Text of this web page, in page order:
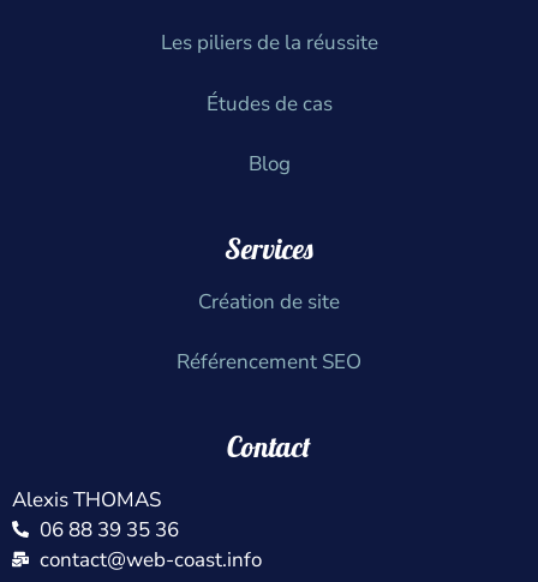
Les piliers de la réussite
Études de cas
Blog
Services
Création de site
Référencement SEO
Contact
Alexis THOMAS
06 88 39 35 36
contact@web-coast.info